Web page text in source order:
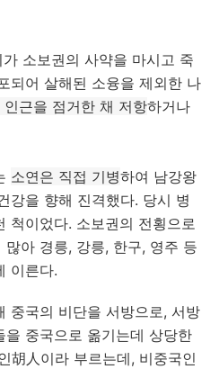
가 소보권의 사약을 마시고 죽
되어 살해된 소융을 제외한 나
근을 점거한 채 저항하거나
소연은 직접 기병하여 남강왕
강을 향해 진격했다. 당시 병
척이었다. 소보권의 전횡으로
아 경릉, 강릉, 한구, 영주 등
이른다.
중국의 비단을 서방으로, 서방
중국으로 옮기는데 상당한
胡人이라 부르는데, 비중국인